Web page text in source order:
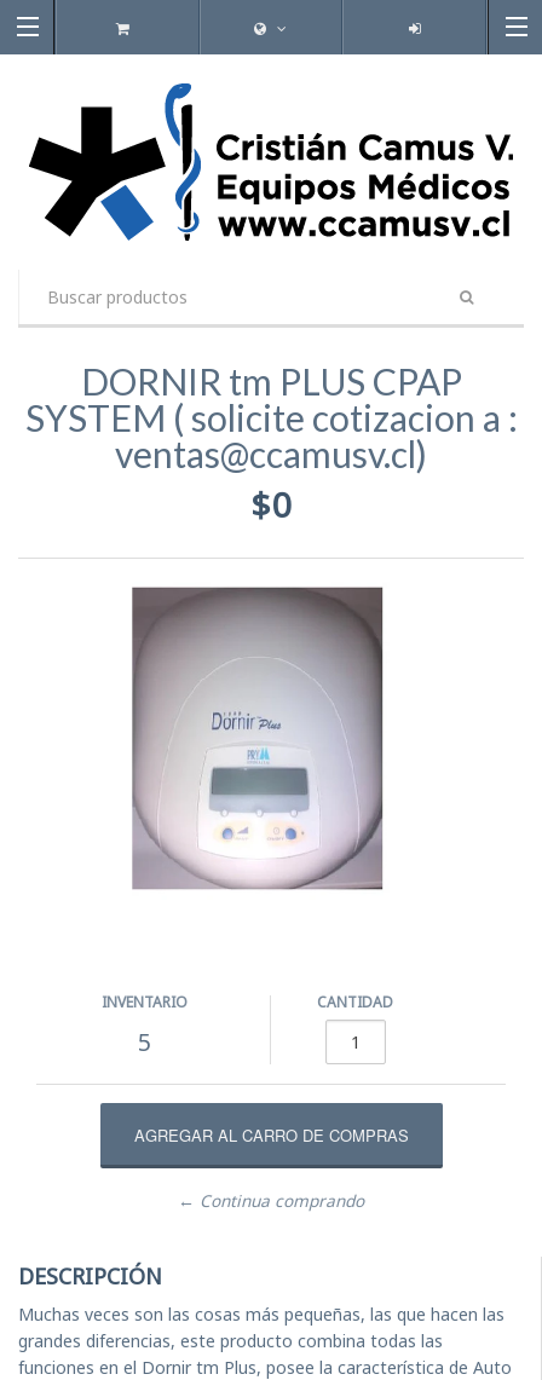
DORNIR tm PLUS CPAP
SYSTEM ( solicite cotizacion a :
ventas@ccamusv.cl)
$0
INVENTARIO
5
CANTIDAD
← Continua comprando
DESCRIPCIÓN
Muchas veces son las cosas más pequeñas, las que hacen las
grandes diferencias, este producto combina todas las
funciones en el Dornir tm Plus, posee la característica de Auto